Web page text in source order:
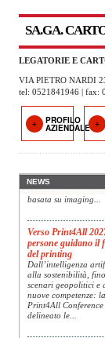
SA.GA.
LEGATORIE E
VIA PIETRO NARDI
tel: 0521841946 | fax:
PROFILO
AZIENDALE
NEWS
Konica Minolta
Specim RETEX
riferimento a livello
presenta Specim
una soluzione
basata su imaging...
Verso Print4All
persone guidano il
del printing
Dall’intelligenza
alla sostenibilità,
scenari geopolitici e
nuove competenze: la
Print4All Conference
delineato le...